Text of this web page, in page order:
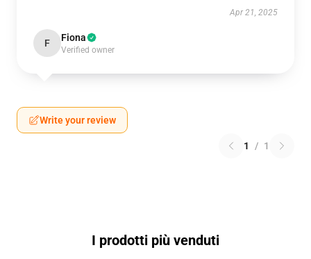
Apr 21, 2025
F Fiona
Verified owner
Write your review
1 / 1
I prodotti più venduti